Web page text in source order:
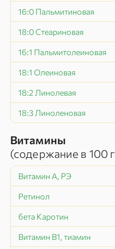
16:0 Пальмитиновая
18:0 Стеариновая
16:1 Пальмитолеиновая
18:1 Олеиновая
18:2 Линолевая
18:3 Линоленовая
Витамины
(содержание в 100 г
Витамин А, РЭ
Ретинол
бета Каротин
Витамин В1, тиамин